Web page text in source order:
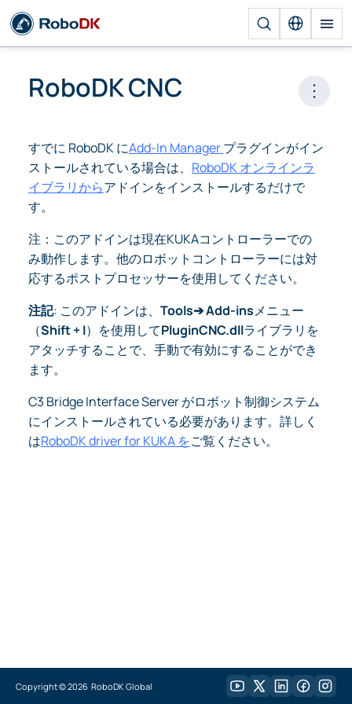
RoboDK CNC Open
すでに RoboDK にAdd-In Managerプラグインがイン
ストールされている場合は、 RoboDK オンラインラ
イブラリからアドインをインストールするだけで
す。
注：このアドインは現在KUKAコントローラーでの
み動作します。他のロボットコントローラーには対
応するポストプロセッサーを使用してください。
注記: このアドインは、 Tools➔ Add-insメニュー
（Shift + I）を使用してPluginCNC.dllライブラリを
アタッチすることで、手動で有効にすることができ
ます。
C3 Bridge Interface Server がロボット制御システム
にインストールされている必要があります。詳しく
はRoboDK driver for KUKA をご覧ください。
Copyright ©2026 RoboDK Global